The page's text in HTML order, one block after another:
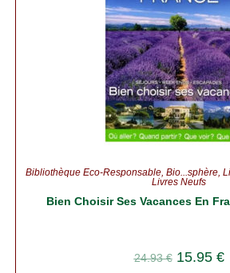
Bibliothèque Éco-Responsable, Bio...sphère,
Livres Neufs
Bien Choisir Ses Vacances En
24.93€ 15.95 €